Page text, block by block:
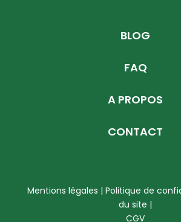
BLOG
FAQ
A PROPOS
CONTACT
Mentions légales | Politique de
du site |
CGV